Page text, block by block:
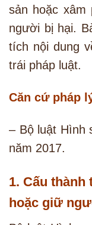
sản hoặc xâm
người bị hại.
tích nội dung
trái pháp luật.
Căn cứ pháp
– Bộ luật Hình
năm 2017.
1. Cấu thành
hoặc giữ